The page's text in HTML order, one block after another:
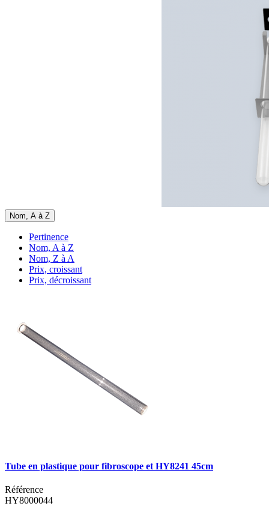
Nom, A à Z
Pertinence
Nom, A à Z
Nom, Z à A
Prix, croissant
Prix, décroissant
Tube en plastique pour fibroscope et HY8241 45cm
Référence
HY8000044